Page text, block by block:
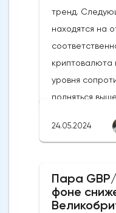
тренд.
находятся на
криптовалюта
уровня
подняться
бычьих
рос до тех
24.05.2024
Пара
фоне